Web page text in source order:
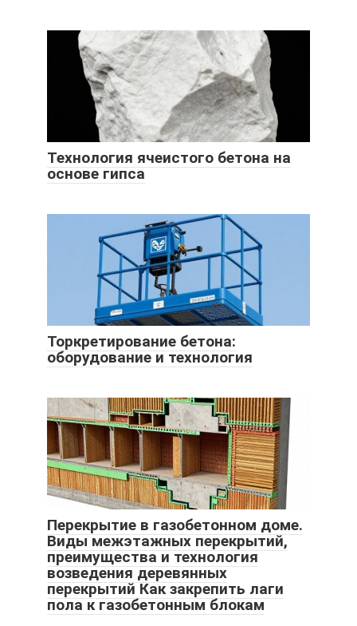
Технология ячеистого бетона на
основе гипса
Торкретирование бетона:
оборудование и технология
Перекрытие в газобетонном доме.
Виды межэтажных перекрытий,
преимущества и технология
возведения деревянных
перекрытий Как закрепить лаги
пола к газобетонным блокам